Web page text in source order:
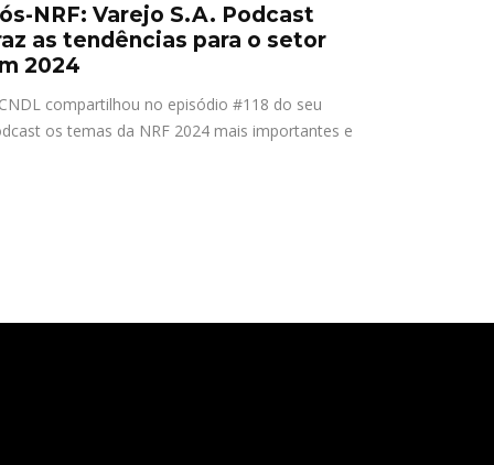
NRF: Varejo S.A. Podcast
as tendências para o setor
2024
compartilhou no episódio #118 do seu
os temas da NRF 2024 mais importantes e